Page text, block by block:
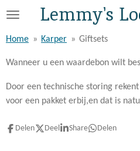
Ga
naar
hoofdinhoud
Lemmy's
Home » Karper » Giftsets
Wanneer u een waardebon wilt
Door een technische storing
voor een pakket erbij,en dat is
Delen Deel Share Delen